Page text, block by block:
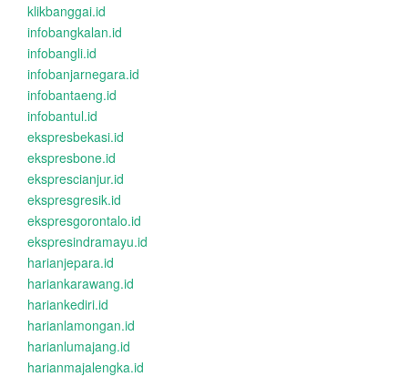
klikbanggai.id
infobangkalan.id
infobangli.id
infobanjarnegara.id
infobantaeng.id
infobantul.id
ekspresbekasi.id
ekspresbone.id
eksprescianjur.id
ekspresgresik.id
ekspresgorontalo.id
ekspresindramayu.id
harianjepara.id
hariankarawang.id
hariankediri.id
harianlamongan.id
harianlumajang.id
harianmajalengka.id